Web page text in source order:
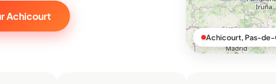
Achicourt
Achicourt, Pas-de-